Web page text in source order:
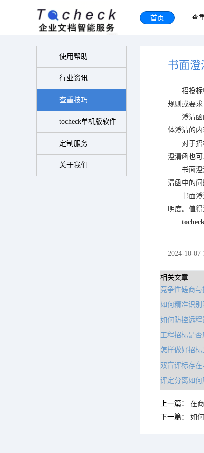
首页 查
使用帮助
行业资讯
查重技巧
tocheck单机版软件
定制服务
关于我们
书面澄
招投
规则或要
澄清
体澄清的
对于
澄清函也
书面
清函中的
书面
明度。值
2024-10-07
相关文章
竞争性磋商与
如何精准识别
如何防控远程
工程招标是否
怎样做好招标
双盲评标存在
评定分离如何
上一篇： 在
下一篇： 如